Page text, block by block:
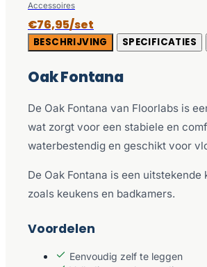
Accessoires
€76,95/set
BESCHRIJVING SPECIFICATIES
Oak Fontana
De Oak Fontana van Floorlabs is
wat zorgt voor een stabiele en
waterbestendig en geschikt voor
De Oak Fontana is een
zoals keukens en badkamers.
Voordelen
Eenvoudig zelf te leggen